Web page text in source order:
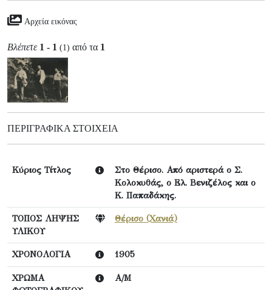
Αρχεία εικόνας
Βλέπετε 1 - 1 (1) από τα 1
ΠΕΡΙΓΡΑΦΙΚΆ ΣΤΟΙΧΕΊΑ
Κύριος Τίτλος
Στο Θέρισο. Από αριστερά ο Σ.
Κολοκυθάς, ο Ελ. Βενιζέλος και ο
Κ. Παπαδάκης.
ΤΟΠΟΣ ΛΗΨΗΣ
ΥΛΙΚΟΥ
Θέρισο (Χανιά)
ΧΡΟΝΟΛΟΓΙΑ 1905
ΧΡΩΜΑ
Α/Μ